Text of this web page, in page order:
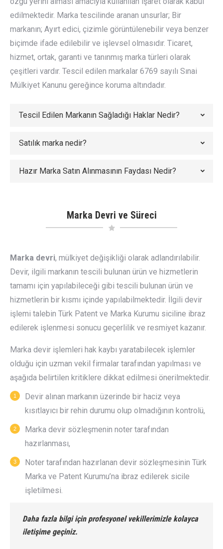
edilmektedir. Marka tescilinde aranan unsurlar; Bir
markanın; Ayırt edici, çizimle görüntülenebilir veya benzer
biçimde ifade edilebilir ve işlevsel olmasıdır. Ticaret,
hizmet, ortak, garanti ve tanınmış marka türleri olarak
çeşitleri vardır. Tescil edilen markalar 6769 sayılı Sınai
Mülkiyet Kanunu gereğince koruma altındadır.
Tescil Edilen Markanın Sağladığı Haklar Nedir?
Satılık marka nedir?
Hazır Marka Satın Alınmasının Faydası Nedir?
Marka Devri ve Süreci
Marka devri, mülkiyet değişikliği olarak adlandırılabilir.
Devir, ilgili markanın tescili bulunan ürün ve hizmetlerin
tamamı için yapılabileceği gibi tescili bulunan ürün ve
hizmetlerin bir kısmı içinde yapılabilmektedir. İlgili devir
işlemi talebin Türk Patent ve Marka Kurumu siciline ibraz
edilerek işlenmesi sonucu geçerlilik ve resmiyet kazanır.
Marka devir işlemleri hak kaybı yaratabilecek işlemler
olduğu için uzman vekil firmalar tarafından yapılması ve
aşağıda belirtilen kritiklere dikkat edilmesi önerilmektedir.
Devir alınan markanın üzerinde bir haciz veya
kısıtlayıcı bir rehin durumu olup olmadığının kontrolü,
Marka devir sözleşmenin noter tarafından
hazırlanması,
Noter tarafından hazırlanan devir sözleşmesinin Türk
Marka ve Patent Kurumu’na ibraz edilerek sicile
işletilmesi.
Daha fazla bilgi için profesyonel vekillerimizle kolayca
iletişime geçiniz.